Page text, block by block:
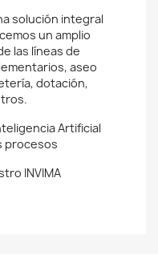
solución integral
un amplio
las líneas de
aseo
dotación,
Artificial
procesos
INVIMA